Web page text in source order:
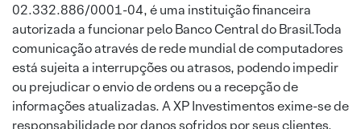
02.332.886/0001-04, é uma instituição financeira
autorizada a funcionar pelo Banco Central do Brasil.Toda
comunicação através de rede mundial de computadores
está sujeita a interrupções ou atrasos, podendo impedir
ou prejudicar o envio de ordens ou a recepção de
informações atualizadas. A XP Investimentos exime-se de
responsabilidade por danos sofridos por seus clientes,